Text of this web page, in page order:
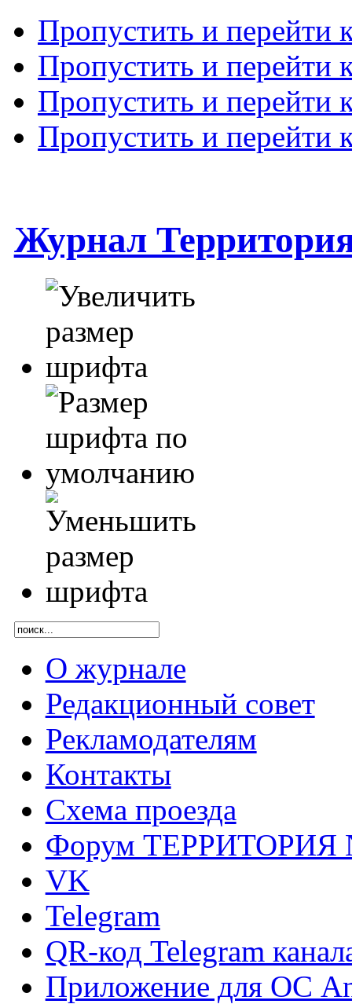
Пропустить и перейти
Пропустить и перейти
Пропустить и перейти
Пропустить и перейти
Журнал
О журнале
Редакционный совет
Рекламодателям
Контакты
Схема проезда
Форум ТЕРРИТОРИЯ
VK
Telegram
QR-код Telegram
Приложение для ОС